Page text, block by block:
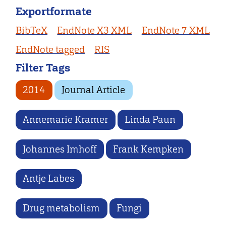
Exportformate
BibTeX EndNote X3 XML
EndNote 7 XML
EndNote tagged
RIS
Filter Tags
2014 Journal Article
Annemarie Kramer Linda Paun
Johannes Imhoff Frank Kempken
Antje Labes
Drug metabolism Fungi